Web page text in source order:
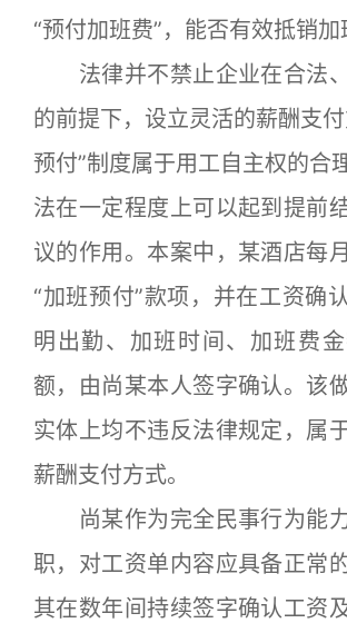
“预付加班费”，能否有效抵销加
法律并不禁止企业在合法
的前提下，设立灵活的薪酬支
预付”制度属于用工自主权的合
法在一定程度上可以起到提前
议的作用。本案中，某酒店每
“加班预付”款项，并在工资确
明出勤、加班时间、加班费
额，由尚某本人签字确认。该
实体上均不违反法律规定，属
薪酬支付方式。
尚某作为完全民事行为能
职，对工资单内容应具备正常
其在数年间持续签字确认工资